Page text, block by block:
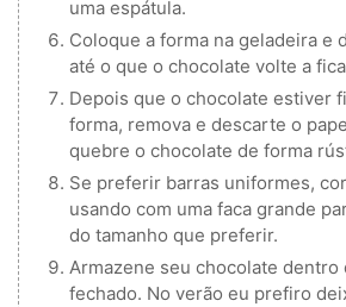
uma espátula.
Coloque a forma na geladeira e
até o que o chocolate volte a
Depois que o chocolate estiver
forma, remova e descarte o
quebre o chocolate de forma
Se preferir barras uniformes,
usando com uma faca grande
do tamanho que preferir.
Armazene seu chocolate dentro
fechado. No verão eu prefiro